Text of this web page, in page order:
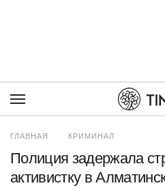
ГЛАВНАЯ КРИМИНАЛ
Полиция задержала
активистку в